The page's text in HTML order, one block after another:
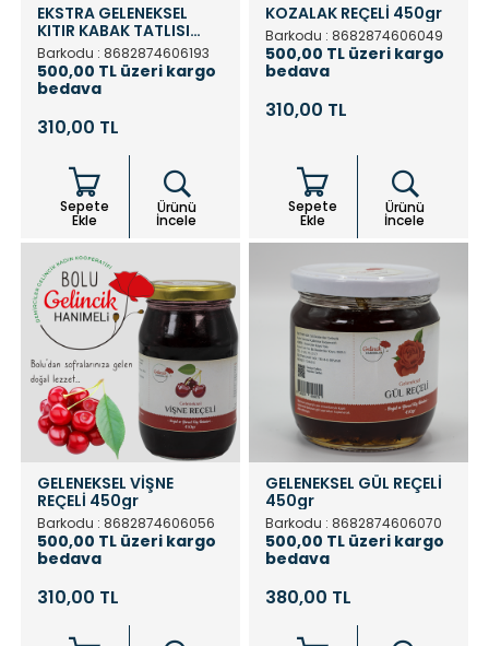
EKSTRA GELENEKSEL
KITIR KABAK TATLISI
450gr
Barkodu : 8682874606193
500,00 TL üzeri kargo
bedava
310,00 TL
Sepete
Ekle
Ürünü
İncele
KOZALAK REÇELİ 450gr
Barkodu : 8682874606049
500,00 TL üzeri kargo
bedava
310,00 TL
Sepete
Ekle
Ürünü
İncele
GELENEKSEL VİŞNE
REÇELİ 450gr
Barkodu : 8682874606056
500,00 TL üzeri kargo
bedava
310,00 TL
GELENEKSEL GÜL REÇELİ
450gr
Barkodu : 8682874606070
500,00 TL üzeri kargo
bedava
380,00 TL